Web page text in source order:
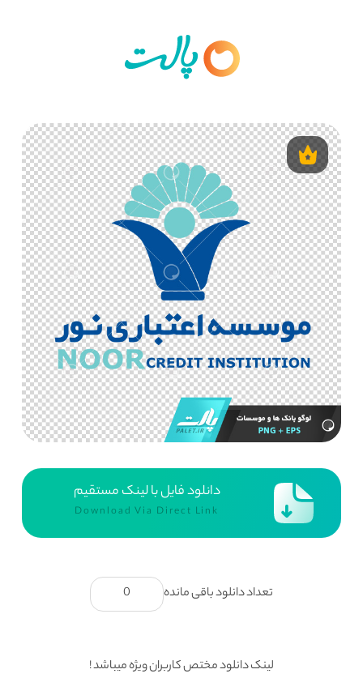
دانلود فایل با لینک مستقیم
Download Via Direct Link
تعداد دانلود باقی مانده 0
لینک دانلود مختص کاربران ویژه میباشد !